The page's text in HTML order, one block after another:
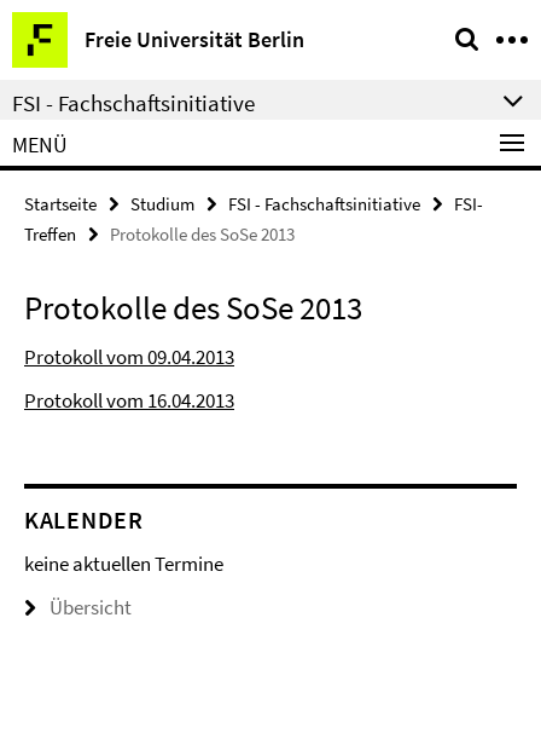
Springe
direkt
zu
Inhalt
Freie Universität Berlin
Service-
Navigation
FSI - Fachschaftsinitiative
MENÜ
Startseite Studium FSI - Fachschaftsinitiative
FSI-
Treffen
Protokolle des SoSe 2013
Protokolle des SoSe 2013
Protokoll vom 09.04.2013
Protokoll vom 16.04.2013
KALENDER
keine aktuellen Termine
Übersicht